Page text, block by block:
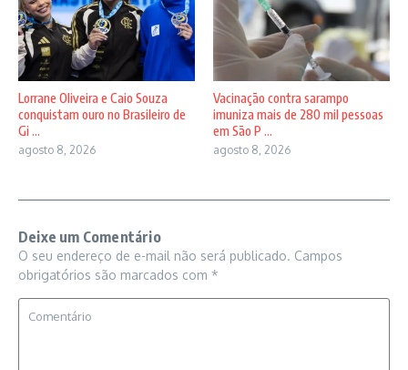
Lorrane Oliveira e Caio Souza
conquistam ouro no Brasileiro de
Gi ...
agosto 8, 2026
Vacinação contra sarampo
imuniza mais de 280 mil pessoas
em São P ...
agosto 8, 2026
Deixe um Comentário
O seu endereço de e-mail não será publicado. Campos
obrigatórios são marcados com *